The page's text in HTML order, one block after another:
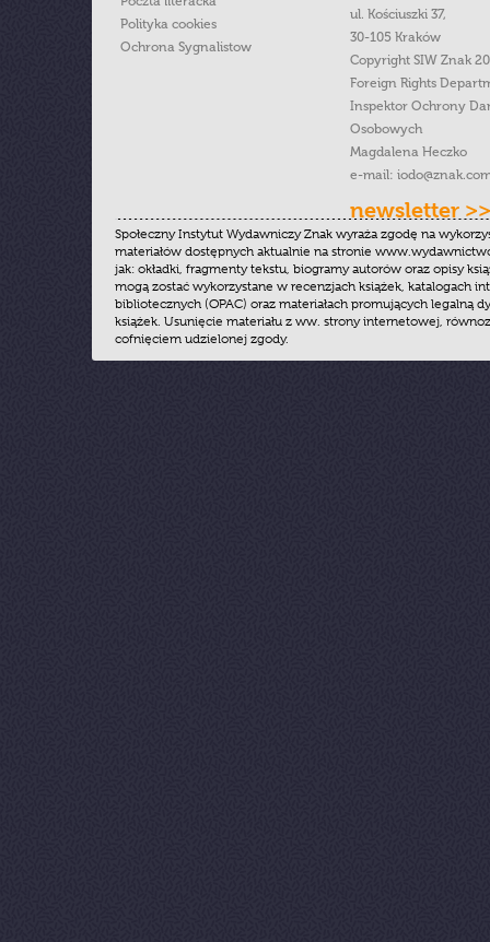
Polityka cookies
Ochrona Sygnalistow
ul. Kościuszki 37,
30-105 Kraków
Copyright SIW Znak
Foreign Rights
Inspektor Ochrony
Osobowych
Magdalena Heczko
e-mail:
newsletter >>
Społeczny Instytut Wydawniczy Znak wyraża zgodę na
materiałów dostępnych aktualnie na stronie
jak: okładki, fragmenty tekstu, biogramy autorów oraz opisy
mogą zostać wykorzystane w recenzjach książek, katalogach
bibliotecznych (OPAC) oraz materiałach promujących legalną
książek. Usunięcie materiału z ww. strony internetowej,
cofnięciem udzielonej zgody.